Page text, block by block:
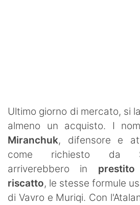
SHOP LAZIO
Contatti
Ultimo giorno di mercato, si
almeno un acquisto. I
Miranchuk, difensore e
come richiesto da
arriverebbero in
riscatto, le stesse formule
di Vavro e Muriqi. Con